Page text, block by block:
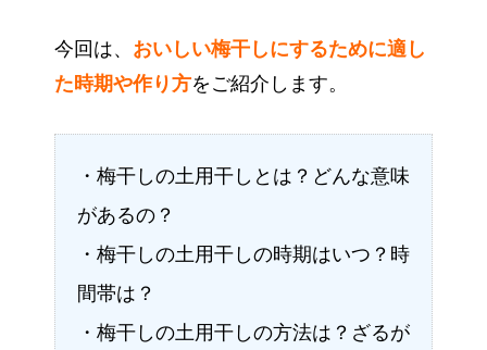
今回は、 おいしい梅干しにするために適し
た時期や作り方をご紹介します。
・梅干しの土用干しとは？どんな意味
があるの？
・梅干しの土用干しの時期はいつ？時
間帯は？
・梅干しの土用干しの方法は？ざるが